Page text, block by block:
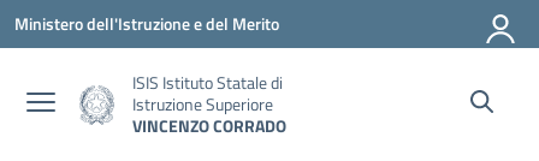
Vai ai contenuti
Vai al menu di navigazione
Vai al footer
Ministero dell'Istruzione e del Merito
ISIS Istituto Statale di
Istruzione Superiore
VINCENZO CORRADO